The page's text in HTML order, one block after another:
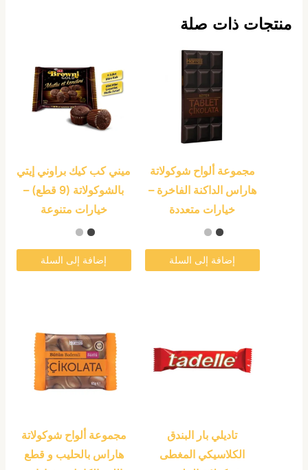
منتجات ذات صلة
مجموعة ألواح شوكولاتة
هاراس الداكنة الفاخرة –
خيارات متعددة
إضافة إلى السلة
هناك
العديد
من
الأشكال
المختلفة
لهذا
المنتج.
يمكن
صفحة
ميني كب كيك براوني إيتي
بالشوكولاتة (9 قطع) –
خيارات متنوعة
إضافة إلى السلة
العديد
من
الأشكال
المختلفة
المنتج.
يمكن
الخيارات
صفحة
تاديلي بار البندق
الكلاسيكي المغطى
من
الأشكال
المنتج.
يمكن
اختيار
مجموعة ألواح شوكولاتة
هاراس بالحليب و قطع
العديد
من
الأشكال
المختلفة
المنتج.
يمكن
اختيار